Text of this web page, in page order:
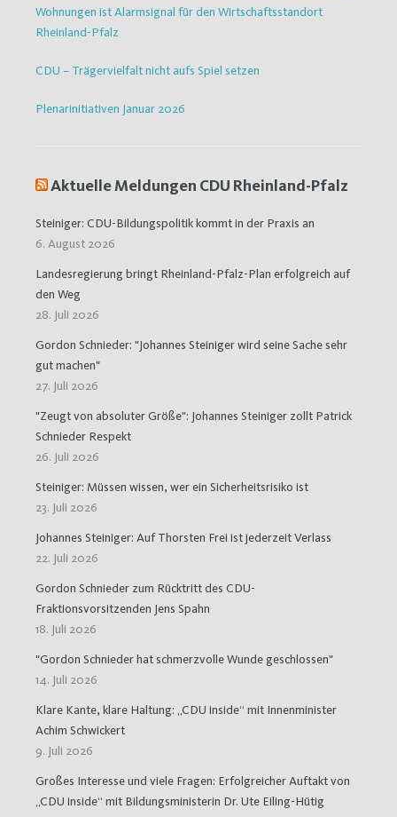
Wohnungen ist Alarmsignal für den Wirtschaftsstandort
Rheinland-Pfalz
CDU – Trägervielfalt nicht aufs Spiel setzen
Plenarinitiativen Januar 2026
Aktuelle Meldungen CDU Rheinland-Pfalz
Steiniger: CDU-Bildungspolitik kommt in der Praxis an
6. August 2026
Landesregierung bringt Rheinland-Pfalz-Plan erfolgreich auf
den Weg
28. Juli 2026
Gordon Schnieder: "Johannes Steiniger wird seine Sache sehr
gut machen"
27. Juli 2026
"Zeugt von absoluter Größe": Johannes Steiniger zollt Patrick
Schnieder Respekt
26. Juli 2026
Steiniger: Müssen wissen, wer ein Sicherheitsrisiko ist
23. Juli 2026
Johannes Steiniger: Auf Thorsten Frei ist jederzeit Verlass
22. Juli 2026
Gordon Schnieder zum Rücktritt des CDU-
Fraktionsvorsitzenden Jens Spahn
18. Juli 2026
"Gordon Schnieder hat schmerzvolle Wunde geschlossen"
14. Juli 2026
Klare Kante, klare Haltung: „CDU inside“ mit Innenminister
Achim Schwickert
9. Juli 2026
Großes Interesse und viele Fragen: Erfolgreicher Auftakt von
„CDU inside“ mit Bildungsministerin Dr. Ute Eiling-Hütig